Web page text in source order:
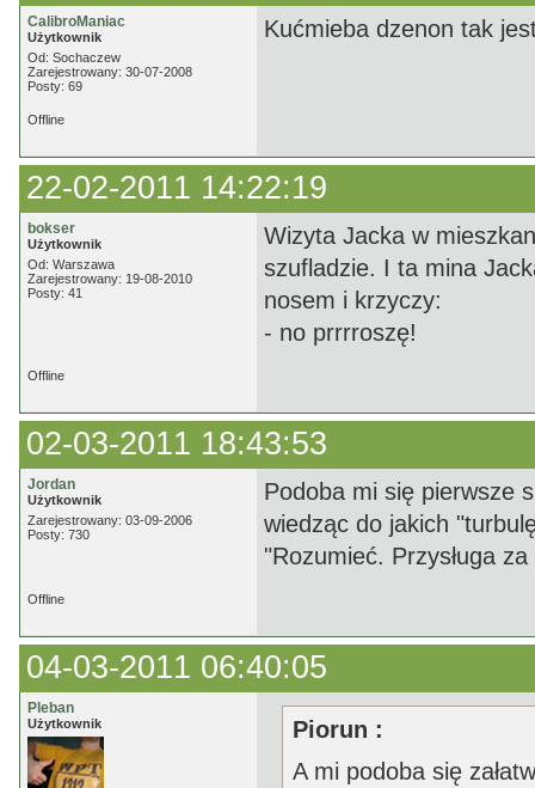
CalibroManiac
Użytkownik
Od: Sochaczew
Zarejestrowany: 30-07-2008
Posty: 69
Kućmieba dzenon tak
Offline
22-02-2011 14:22:19
bokser
Użytkownik
Od: Warszawa
Zarejestrowany: 19-08-2010
Posty: 41
Wizyta Jacka w
szufladzie. I ta mina
nosem i krzyczy:
- no prrrroszę!
Offline
02-03-2011 18:43:53
Jordan
Użytkownik
Zarejestrowany: 03-09-2006
Posty: 730
Podoba mi się pierwsze
wiedząc do jakich
"Rozumieć. Przysługa za
Offline
04-03-2011 06:40:05
Pleban
Użytkownik
Piorun :
A mi podoba się